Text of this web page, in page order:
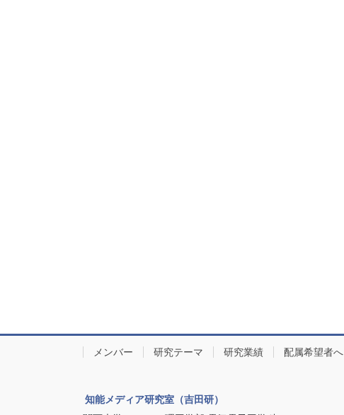
メンバー 研究テーマ 研究業績 配属希望者へ
知能メディア研究室（吉田研）